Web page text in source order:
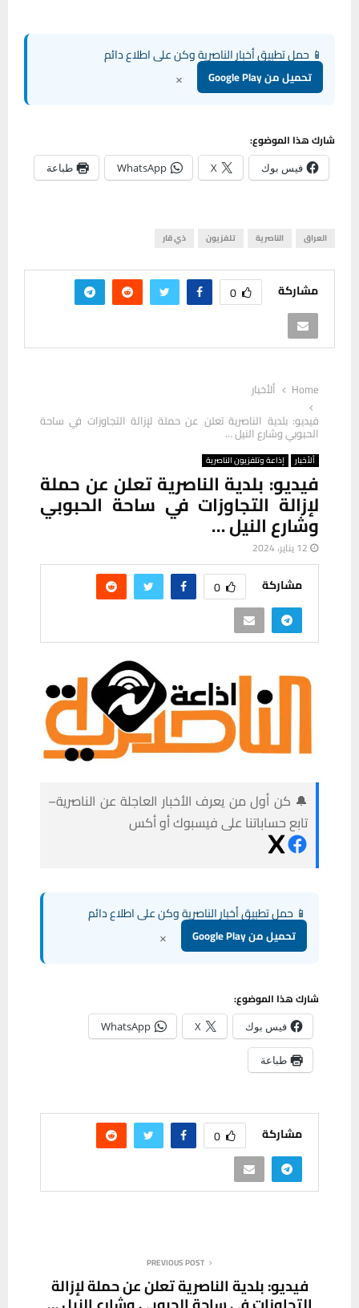
📱 حمل تطبيق أخبار الناصرية وكن على اطلاع دائم
تحميل من Google Play ×
شارك هذا الموضوع:
فيس بوك X
WhatsApp طباعة
العراق الناصرية تلفزيون ذي قار
مشاركة 0
Home
ألأخبار
فيديو: بلدية الناصرية تعلن عن حملة لإزالة التجاوزات في ساحة
الحبوبي وشارع النيل …
ألأخبار إذاعة وتلفزيون الناصرية
فيديو: بلدية الناصرية تعلن عن حملة
لإزالة التجاوزات في ساحة الحبوبي
وشارع النيل …
12 يناير، 2024
مشاركة 0
🔔 كن أول من يعرف الأخبار العاجلة عن الناصرية–
تابع حساباتنا على فيسبوك أو أكس
📱 حمل تطبيق أخبار الناصرية وكن على اطلاع دائم
تحميل من Google Play ×
شارك هذا الموضوع:
فيس بوك X
WhatsApp
طباعة
مشاركة 0
PREVIOUS POST
فيديو: بلدية الناصرية تعلن عن حملة لإزالة